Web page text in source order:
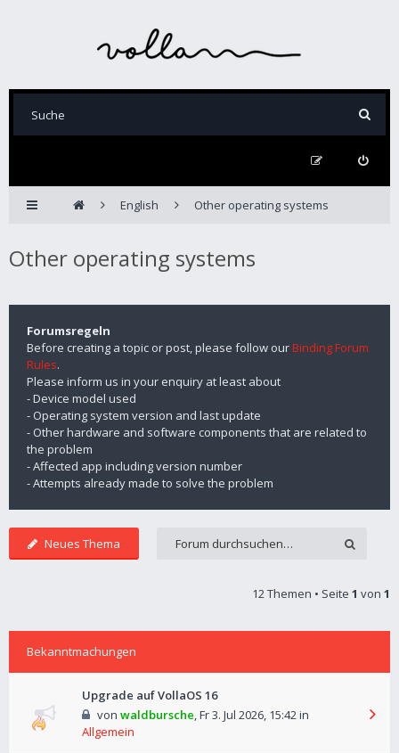
English Other operating systems
Other operating systems
Forumsregeln
Before creating a topic or post, please follow ourBinding Forum
Rules.
Please inform us in your enquiry at least about
- Device model used
- Operating system version and last update
- Other hardware and software components that are related to
the problem
- Affected app including version number
- Attempts already made to solve the problem
Neues Thema
12 Themen • Seite 1 von 1
Bekanntmachungen
Upgrade auf VollaOS 16
von waldbursche,Fr 3. Jul 2026, 15:42in
Allgemein